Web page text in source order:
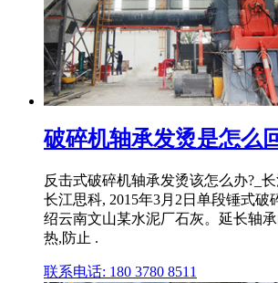
破碎机轴承发烫是怎么
反击式破碎机轴承发烫该怎么办?_
长江思科, 2015年3月2日单段锤式破
绍云南文山某水泥厂石灰。延长轴
热,防止 .
联系电话: 180 3780 8511